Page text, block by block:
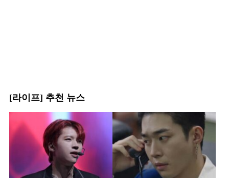
[라이프] 추천 뉴스